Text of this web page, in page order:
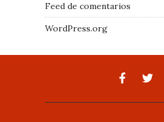
Feed de comentarios
WordPress.org